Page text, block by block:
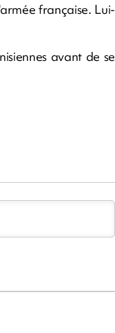
française. Lui-
avant de se